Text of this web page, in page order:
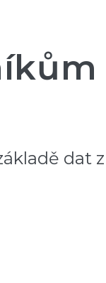
dat z